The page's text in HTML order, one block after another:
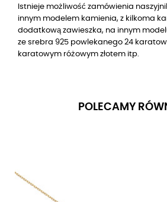
Istnieje możliwość zamówienia
innym modelem kamienia, z kilkoma
dodatkową zawieszka, na innym
ze srebra 925 powlekanego 24
karatowym różowym złotem itp.
POLECAMY